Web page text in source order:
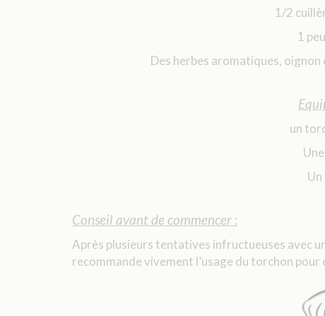
1/2
1
Des herbes aromatiques,
un
Conseil avant de commencer :
Après plusieurs tentatives infructueuses avec
recommande vivement l’usage du torchon